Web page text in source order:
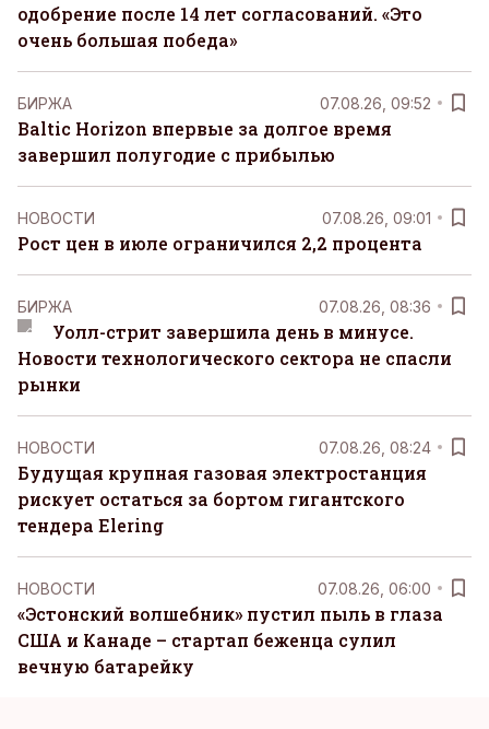
одобрение после 14 лет согласований. «Это
очень большая победа»
БИРЖА 07.08.26, 09:52
Baltic Horizon впервые за долгое время
завершил полугодие с прибылью
НОВОСТИ 07.08.26, 09:01
Рост цен в июле ограничился 2,2 процента
БИРЖА 07.08.26, 08:36
Уолл-стрит завершила день в минусе.
Новости технологического сектора не спасли
рынки
НОВОСТИ 07.08.26, 08:24
Будущая крупная газовая электростанция
рискует остаться за бортом гигантского
тендера Elering
НОВОСТИ 07.08.26, 06:00
«Эстонский волшебник» пустил пыль в глаза
США и Канаде – стартап беженца сулил
вечную батарейку